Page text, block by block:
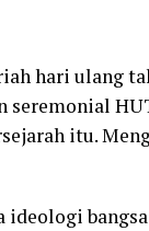
hari ulang
seremonial
itu.